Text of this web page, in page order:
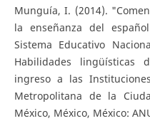
Munguía, I. (2014).
la enseñanza del
Sistema Educativo
Habilidades
ingreso a las
Metropolitana de la
México, México, México: